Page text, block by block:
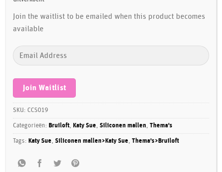
Join the waitlist to be emailed when this product becomes
available
Enter
your
address
to
join
the
waitlist
for
product
Join Waitlist
SKU: CCS019
Categorieën: Bruiloft, Katy Sue,Siliconen mallen,Thema's
Tags: Katy Sue,Siliconen mallen>Katy Sue,Thema's>Bruiloft